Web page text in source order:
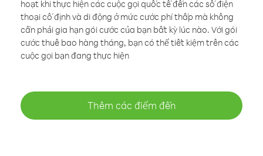
hoạt khi thực hiện các cuộc gọi quốc tế đến các số điện
thoại cố định và di động ở mức cước phí thấp mà không
cần phải gia hạn gói cước của bạn bất kỳ lúc nào. Với gói
cước thuê bao hàng tháng, bạn có thể tiết kiệm trên các
cuộc gọi bạn đang thực hiện
Thêm các điểm đến